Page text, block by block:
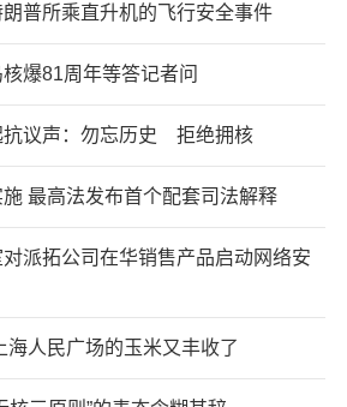
普所乘直升机的飞行安全事件
爆81周年等答记者问
抗议声：勿忘历史 拒绝拥核
最高法发布首个配套司法解释
派拓公司在华销售产品启动网络安
海人民广场的玉米又丰收了